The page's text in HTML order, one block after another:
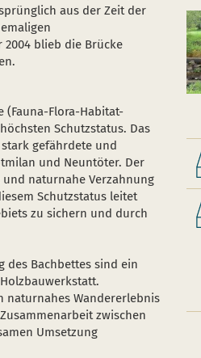
aus der Zeit der
blieb die Brücke
(Fauna-Flora-Habitat-
Schutzstatus. Das
gefährdete und
und Neuntöter. Der
naturnahe Verzahnung
Schutzstatus leitet
zu sichern und durch
des Bachbettes sind ein
naturnahes Wandererlebnis
zwischen
Umsetzung